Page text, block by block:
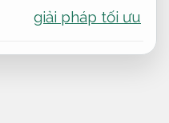
giải pháp tối ưu